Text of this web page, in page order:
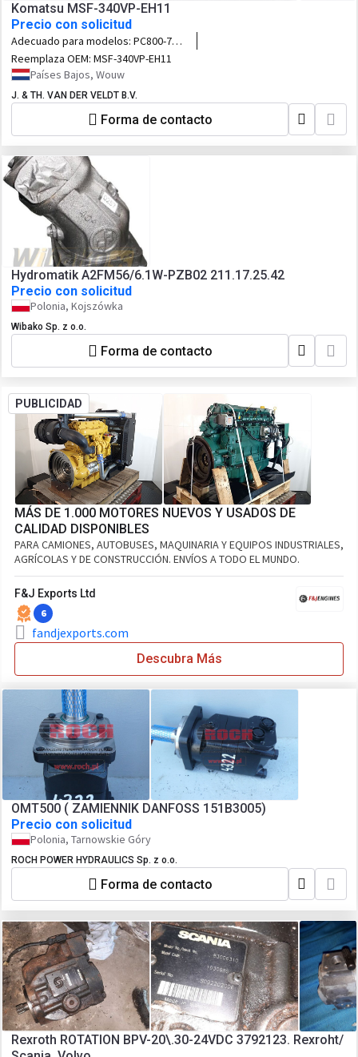
Komatsu MSF-340VP-EH11
Precio con solicitud
Adecuado para modelos: PC800-7
PC800-8 PC750-6 PC750-7 PC800SE-7
PC800SE-8 PC750LC-6 PC750SE-7
PC800LC-8N
Reemplaza OEM: MSF-340VP-EH11
Países Bajos, Wouw
J. & TH. VAN DER VELDT B.V.
Forma de contacto
Hydromatik A2FM56/6.1W-PZB02 211.17.25.42
Precio con solicitud
Polonia, Kojszówka
Wibako Sp. z o.o.
Forma de contacto
PUBLICIDAD
MÁS DE 1.000 MOTORES NUEVOS Y USADOS DE
CALIDAD DISPONIBLES
PARA CAMIONES, AUTOBUSES, MAQUINARIA Y EQUIPOS INDUSTRIALES,
AGRÍCOLAS Y DE CONSTRUCCIÓN. ENVÍOS A TODO EL MUNDO.
F&J Exports Ltd
6
fandjexports.com
Descubra Más
OMT500 ( ZAMIENNIK DANFOSS 151B3005)
Precio con solicitud
Polonia, Tarnowskie Góry
ROCH POWER HYDRAULICS Sp. z o.o.
Forma de contacto
Rexroth ROTATION BPV-20\.30-24VDC 3792123. Rexroht/